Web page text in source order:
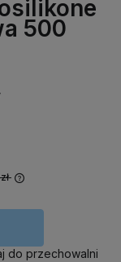
500
niż 30 dni,
do przechowalni